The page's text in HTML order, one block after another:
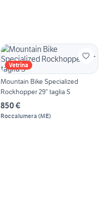
Vetrina
Mountain Bike Specialized
Rockhopper 29” taglia S
850 €
Roccalumera (ME)